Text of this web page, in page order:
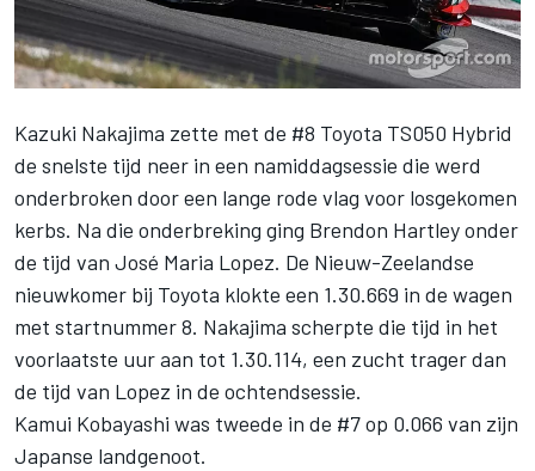
Kazuki Nakajima zette met de #8 Toyota TS050 Hybrid
de snelste tijd neer in een namiddagsessie die werd
onderbroken door een lange rode vlag voor losgekomen
kerbs. Na die onderbreking ging Brendon Hartley onder
de tijd van José Maria Lopez. De Nieuw-Zeelandse
nieuwkomer bij Toyota klokte een 1.30.669 in de wagen
met startnummer 8. Nakajima scherpte die tijd in het
voorlaatste uur aan tot 1.30.114, een zucht trager dan
de tijd van Lopez in de ochtendsessie.
Kamui Kobayashi was tweede in de #7 op 0.066 van zijn
Japanse landgenoot.